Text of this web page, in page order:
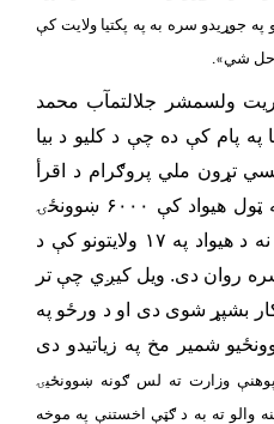
جوړیدو سره به په پکتیا ولایت کې
ولسمشر جلالتمآب محمد
پام کې ده چې د کلیو د بیا
تړون ملي پروګرام د اقرأ
برنامې تر سیوري لاندې به په ټول هیواد کې ۶۰۰۰ ښوونځۍ
جوړې شي چې له دې جملي نه د هیواد په ۱۷ ولایتونو کې د
سره روان دی. ویل کیږي چې تر
بشپړ شوی دی او د ورځو په
شمیر مخ په زیاتیدو دی
وزارت ته لس ګونه ښوونځیۍ
والو ته به د ګټې اخستنې په موخه